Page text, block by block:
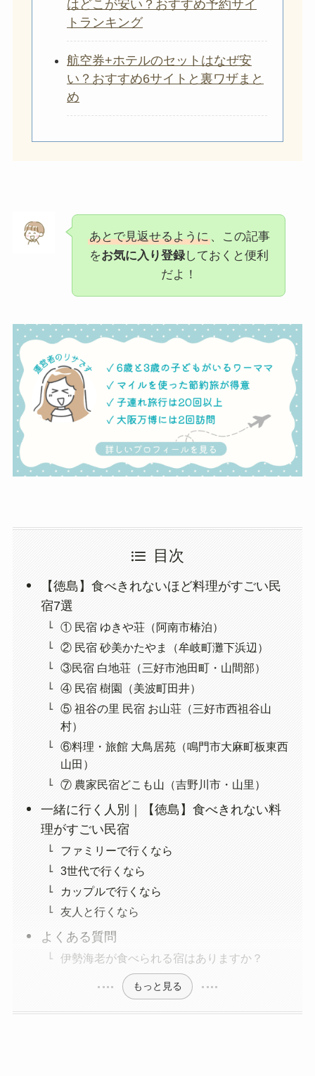
はどこが安い？おすすめ予約サイ
トランキング
航空券+ホテルのセットはなぜ安
い？おすすめ6サイトと裏ワザまと
め
あとで見返せるように、この記事
をお気に入り登録しておくと便利
だよ！
目次
【徳島】食べきれないほど料理がすごい民
宿7選
① 民宿 ゆきや荘（阿南市椿泊）
② 民宿 砂美かたやま（牟岐町灘下浜辺）
③民宿 白地荘（三好市池田町・山間部）
④ 民宿 樹園（美波町田井）
⑤ 祖谷の里 民宿 お山荘（三好市西祖谷山
村）
⑥料理・旅館 大鳥居苑（鳴門市大麻町板東西
山田）
⑦ 農家民宿どこも山（吉野川市・山里）
一緒に行く人別｜【徳島】食べきれない料
理がすごい民宿
ファミリーで行くなら
3世代で行くなら
カップルで行くなら
友人と行くなら
よくある質問
伊勢海老が食べられる宿はありますか？
もっと見る